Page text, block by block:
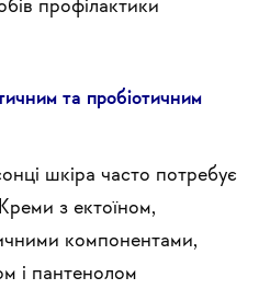
профілактики
та пробіотичним
шкіра часто потребує
з ектоїном,
компонентами,
і пантенолом